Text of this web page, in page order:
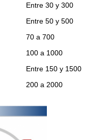
-20°C ~ +60°C
El valor de las emisiones de
invernadero es el valor de las
Entre 30 y 300
Entre 50 y 500
70 a 700
100 a 1000
Entre 150 y 1500
200 a 2000
600 a 6000